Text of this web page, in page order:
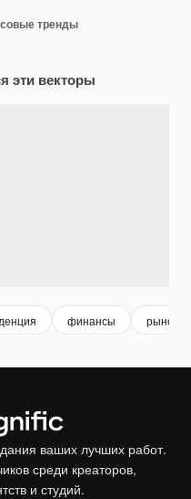
тренды
эти векторы
финансы рынок
ваших лучших работ.
среди креаторов,
и студий.